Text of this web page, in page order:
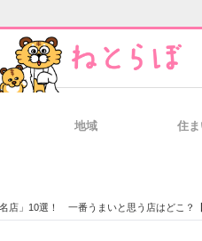
地域 住
」10選！ 一番うまいと思う店はどこ？【人気投